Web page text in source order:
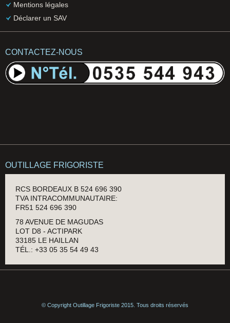
Mentions légales
Déclarer un SAV
CONTACTEZ-NOUS
OUTILLAGE FRIGORISTE
RCS BORDEAUX B 524 696 390
TVA INTRACOMMUNAUTAIRE:
FR51 524 696 390
78 AVENUE DE MAGUDAS
LOT D8 - ACTIPARK
33185 LE HAILLAN
TÉL.: +33 05 35 54 49 43
© Copyright Outillage Frigoriste 2015. Tous droits réservés